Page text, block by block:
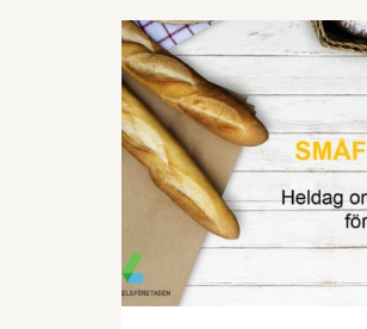
till 2019 års pris – är
vinnare?